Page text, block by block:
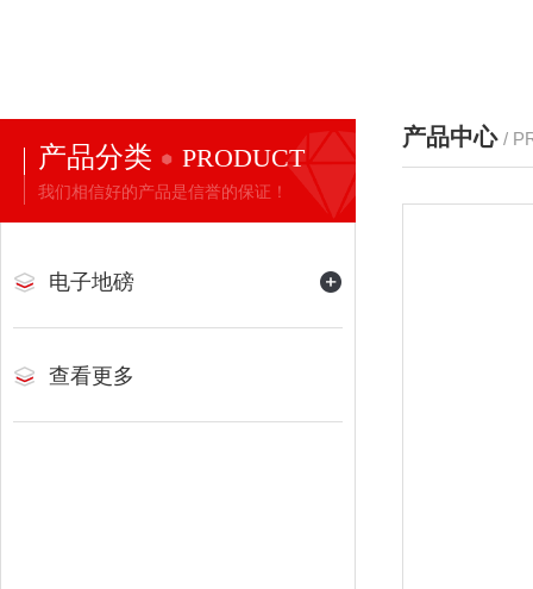
产品分类 PRODUCT
我们相信好的产品是信誉的保证！
电子地磅
查看更多
产品中心 /